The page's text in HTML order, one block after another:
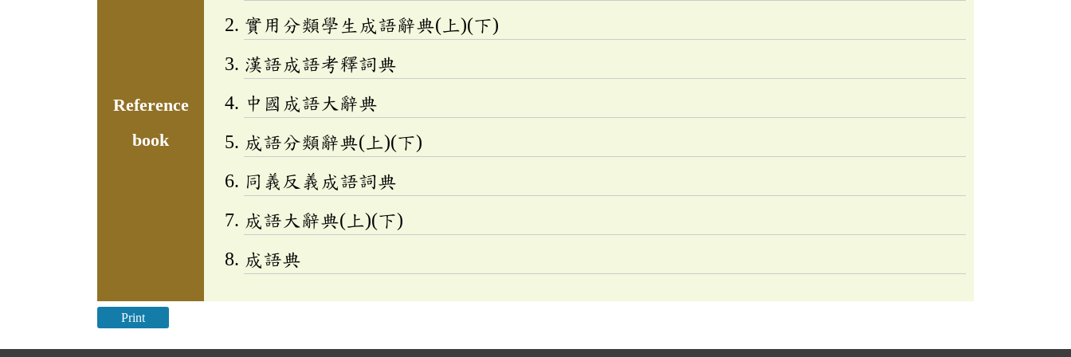
Reference
book
實用分類學生成語辭典(上)(下)
漢語成語考釋詞典
中國成語大辭典
成語分類辭典(上)(下)
同義反義成語詞典
成語大辭典(上)(下)
成語典
Print